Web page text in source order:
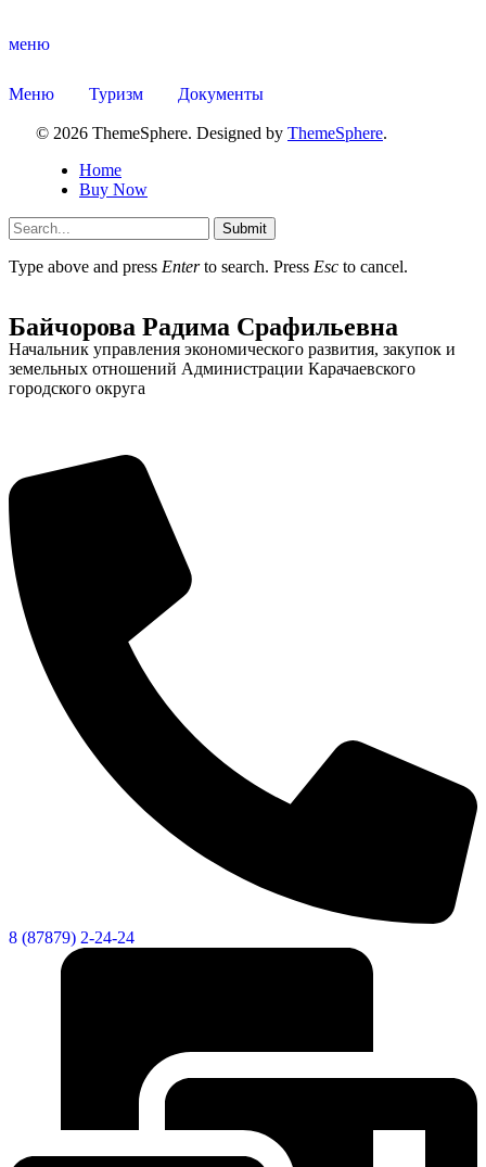
меню
Меню Туризм Документы
© 2026 ThemeSphere. Designed by ThemeSphere.
Home
Buy Now
Submit
Type above and press Enterto search. Press Esc to cancel.
Байчорова Радима Срафильевна
Начальник управления экономического развития, закупок и
земельных отношений Администрации Карачаевского
городского округа
8 (87879) 2-24-24